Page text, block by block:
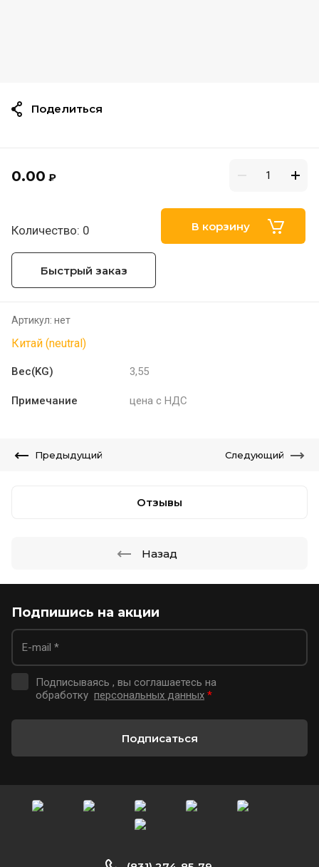
0.00 ₽
Количество: 0 В корзину
Быстрый заказ
Артикул: нет
Китай (neutral)
Вес(KG) 3,55
Примечание цена с НДС
Поделиться
Предыдущий Следующий
Отзывы
Назад
Подпишись на акции
Подписываясь , вы соглашаетесь на
обработку персональных данных *
Подписаться